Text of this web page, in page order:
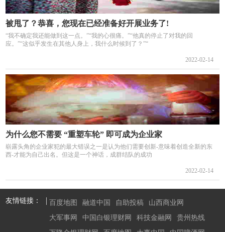
被甩了？恭喜，您现在已经准备好开展业务了!
“我不确定我还能做到这一点。”“我的心很痛。”“他真的停止了对我的回
应。”“这似乎发生在其他人身上，我什么时候到了？”“
2022-02-14
为什么您不需要 “重塑车轮” 即可成为企业家
崭露头角的企业家犯的最大错误之一是认为他们需要创新-意味着创造全新的东
西-才能为自己出名。但这是一个神话，成群结队的成功
2022-02-14
友情链接： 百度地图 融道中国 自助投稿
山西商业网
大军事网
中国白银理财网 科技金融网
贵州热线